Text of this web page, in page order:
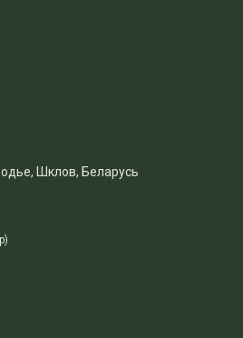
Gertrude Jekyll - Гертруда
Шклов, Беларусь